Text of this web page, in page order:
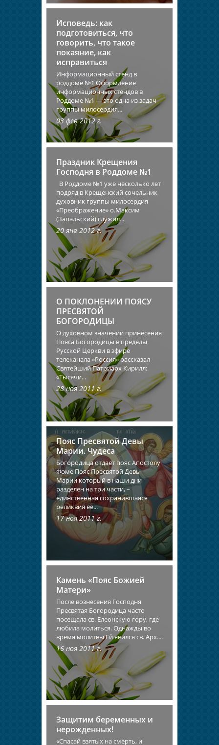
Исповедь: как
подготовиться, что
говорить, что такое
покаяние, как
исправиться
Информационный стенд в
роддоме №1 Оформление
информационных стендов в
Роддоме №1 — это одна из задач
группы милосердия...
03 фев 2012 г.
Праздник Крещения
Господня в Роддоме №1
В Роддоме №1 уже несколько лет
подряд в Крещенский сочельник
духовник группы милосердия
«Преображение» о.Максим
(Запальский) служил...
20 янв 2012 г.
О ПОКЛОНЕНИИ ПОЯСУ
ПРЕСВЯТОЙ
БОГОРОДИЦЫ
О духовном значении принесения
Пояса Богородицы в пределы
Русской Церкви в эфире
телеканала «Россия» рассказал
Святейший Патриарх Кирилл:
«Тысячи...
28 ноя 2011 г.
Пояс Пресвятой Девы
Марии. Чудеса
Богородица отдает пояс Апостолу
Фоме Пояс Пресвятой Девы
Марии который в наши дни
разделен на три части, –
единственная сохранившаяся
реликвия ее...
17 ноя 2011 г.
Камень «Пояс Божией
Матери»
После вознесения Господня
Пресвятая Богородица часто
посещала св. Елеонскую гору, где
любила молиться. Однажды во
время молитвы Ей явился св. Арх....
16 ноя 2011 г.
Защитим беременных и
нерожденных!
«Спасай взятых на смерть, и